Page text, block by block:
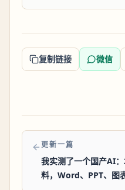
复制链接 微信
更新一篇
我实测了一个国产AI
料，Word、PPT、图